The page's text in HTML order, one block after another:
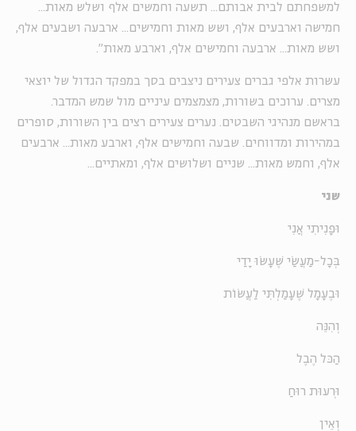
למשפחתם לבית אבותם... תשעה וחמשים אלף ושלש מאות...
חמישה וארבעים אלף, ושש מאות וחמישים... ארבעה ושבעים אלף,
ושש מאות... ארבעה וחמישים אלף, וארבע מאות".
עשרות אלפי גברים צעירים ניצבים בסך במפקד הגדול של יוצאי
מצרים. ערוכים בשורות, מצמצמים עיניים מול שמש המדבר.
בראשם מנהיגי השבטים. נערים צעירים רצים בין השורות, סופרים
במהירות ומדווחים. שבעה וחמישים אלף, וארבע מאות... ארבעים
אלף, וחמש מאות... שניים ושלושים אלף, ומאתיים...
שני
וּפָנִיתִי אֲנִי
בְּכָל-מַעֲשַׂי שֶׁעָשׂוּ יָדַי
וּבֶעָמָל שֶׁעָמַלְתִּי לַעֲשׂוֹת
וְהִנֵּה
הַכּל הֶבֶל
וּרְעוּת רוּחַ
וְאֵין